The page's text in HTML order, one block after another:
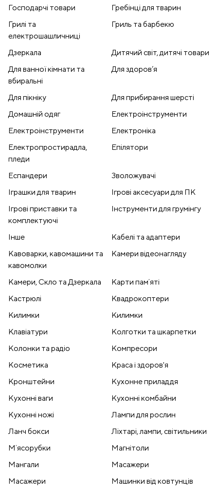
Господарчі товари
Гребінці для тварин
Грилі та
електрошашличниці
Гриль та барбекю
Дзеркала
Дитячий світ, дитячі товари
Для ванної кімнати та
вбиральні
Для здоров’я
Для пікніку
Для прибирання шерсті
Домашній одяг
Електроінструменти
Електроінструменти
Електроніка
Електропростирадла,
пледи
Епілятори
Еспандери
Зволожувачі
Іграшки для тварин
Ігрові аксесуари для ПК
Ігрові приставки та
комплектуючі
Інструменти для грумінгу
Інше
Кабелі та адаптери
Кавоварки, кавомашини та
кавомолки
Камери відеонагляду
Камери, Скло та Дзеркала
Карти памʼяті
Кастрюлі
Квадрокоптери
Килимки
Килимки
Клавіатури
Колготки та шкарпетки
Колонки та радіо
Компресори
Косметика
Краса і здоров'я
Кронштейни
Кухонне приладдя
Кухонні ваги
Кухонні комбайни
Кухонні ножі
Лампи для рослин
Ланч бокси
Ліхтарі, лампи, світильники
Мʼясорубки
Магнітоли
Мангали
Масажери
Масажери
Машинки від ковтунців